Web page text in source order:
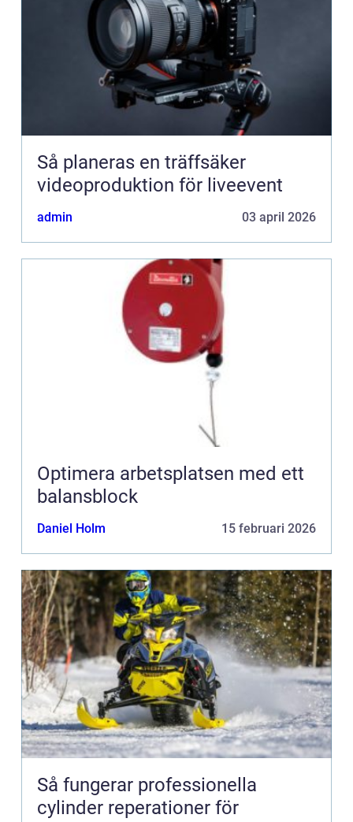
Så planeras en träffsäker
videoproduktion för liveevent
admin 03 april 2026
Optimera arbetsplatsen med ett
balansblock
Daniel Holm 15 februari 2026
Så fungerar professionella
cylinder reperationer för